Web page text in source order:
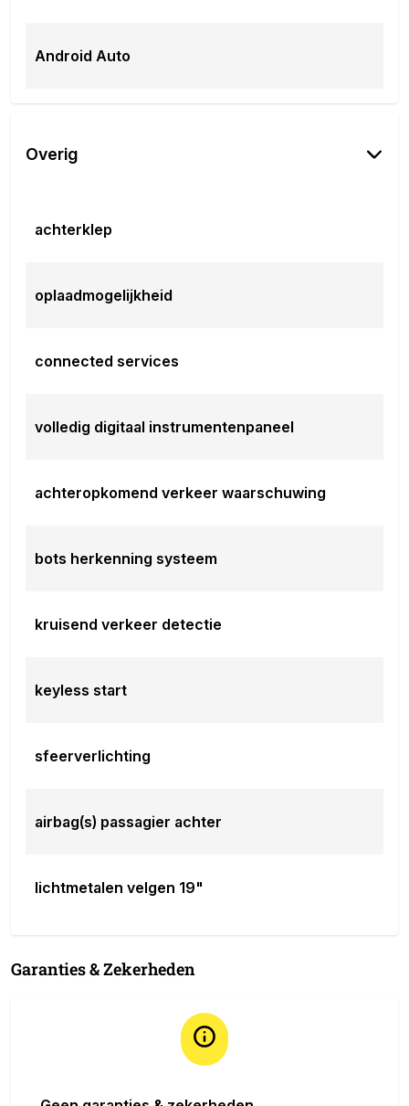
Android Auto
Overig
achterklep
oplaadmogelijkheid
connected services
volledig digitaal instrumentenpaneel
achteropkomend verkeer waarschuwing
bots herkenning systeem
kruisend verkeer detectie
keyless start
sfeerverlichting
airbag(s) passagier achter
lichtmetalen velgen 19"
Garanties & Zekerheden